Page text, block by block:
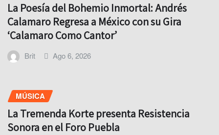
La Poesía del Bohemio Inmortal: Andrés
Calamaro Regresa a México con su Gira
‘Calamaro Como Cantor’
Brit Ago 6, 2026
MÚSICA
La Tremenda Korte presenta Resistencia
Sonora en el Foro Puebla